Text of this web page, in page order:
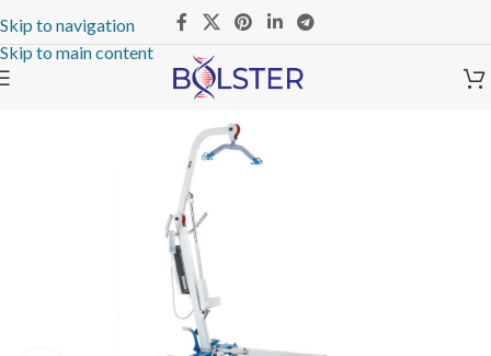
Skip to navigation
Skip to main content